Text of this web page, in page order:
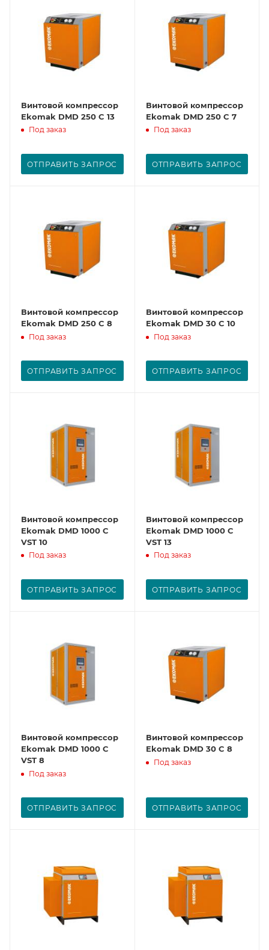
Винтовой компрессор
Ekomak DMD 250 C 13
Под заказ
ОТПРАВИТЬ ЗАПРОС
Винтовой компрессор
Ekomak DMD 250 C 7
Под заказ
ОТПРАВИТЬ ЗАПРОС
Винтовой компрессор
Ekomak DMD 250 C 8
Под заказ
ОТПРАВИТЬ ЗАПРОС
Винтовой компрессор
Ekomak DMD 30 C 10
Под заказ
ОТПРАВИТЬ ЗАПРОС
Винтовой компрессор
Ekomak DMD 1000 C
VST 10
Под заказ
ОТПРАВИТЬ ЗАПРОС
Винтовой компрессор
Ekomak DMD 1000 C
VST 13
Под заказ
ОТПРАВИТЬ ЗАПРОС
Винтовой компрессор
Ekomak DMD 1000 C
VST 8
Под заказ
ОТПРАВИТЬ ЗАПРОС
Винтовой компрессор
Ekomak DMD 30 C 8
Под заказ
ОТПРАВИТЬ ЗАПРОС